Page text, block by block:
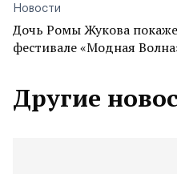
Новости
Дочь Ромы Жукова
фестивале «Модная
Другие